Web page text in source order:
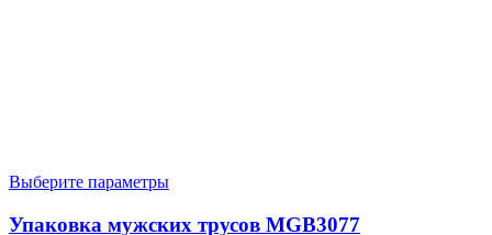
Выберите параметры
Упаковка мужских трусов MGB3077